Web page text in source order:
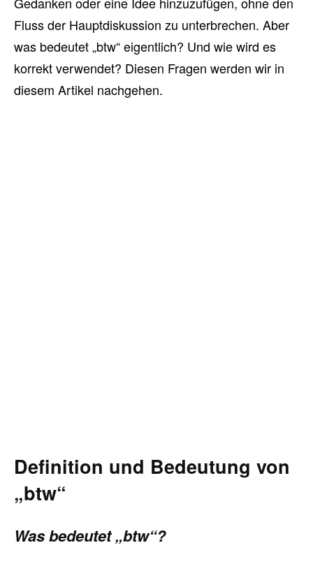
Fluss der Hauptdiskussion zu unterbrechen. Aber
was bedeutet „btw“ eigentlich? Und wie wird es
korrekt verwendet? Diesen Fragen werden wir in
diesem Artikel nachgehen.
Definition und Bedeutung von
„btw“
Was bedeutet „btw“?